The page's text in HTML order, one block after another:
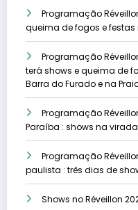
Programação
queima de fogos e
Programação
terá shows e queima de
Barra do Furado e na
Programação
Paraíba : shows na
Programação
paulista : três dias de
Shows no Réveillon